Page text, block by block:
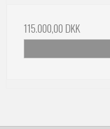
115.000,00 DKK